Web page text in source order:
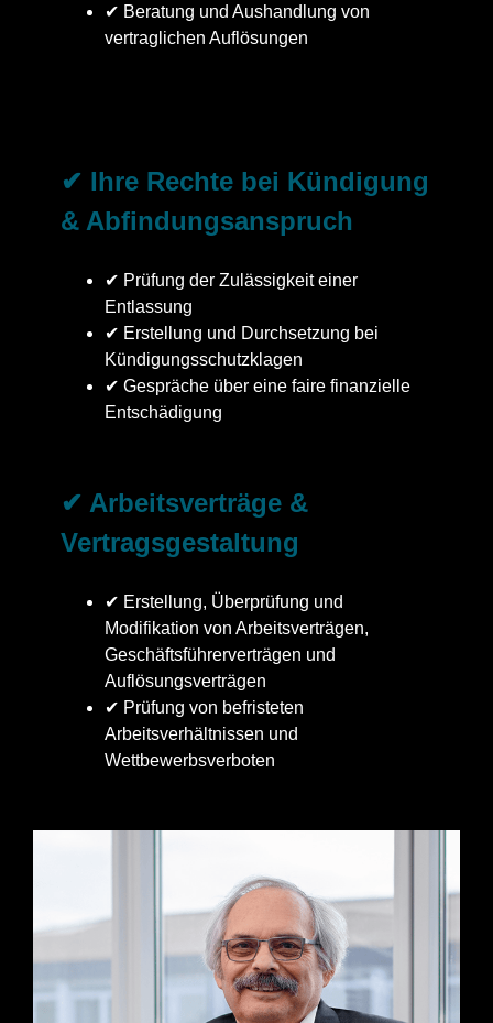
✔ Beratung und Aushandlung von
vertraglichen Auflösungen
✔ Ihre Rechte bei Kündigung
& Abfindungsanspruch
✔ Prüfung der Zulässigkeit einer
Entlassung
✔ Erstellung und Durchsetzung bei
Kündigungsschutzklagen
✔ Gespräche über eine faire finanzielle
Entschädigung
✔ Arbeitsverträge &
Vertragsgestaltung
✔ Erstellung, Überprüfung und
Modifikation von Arbeitsverträgen,
Geschäftsführerverträgen und
Auflösungsverträgen
✔ Prüfung von befristeten
Arbeitsverhältnissen und
Wettbewerbsverboten